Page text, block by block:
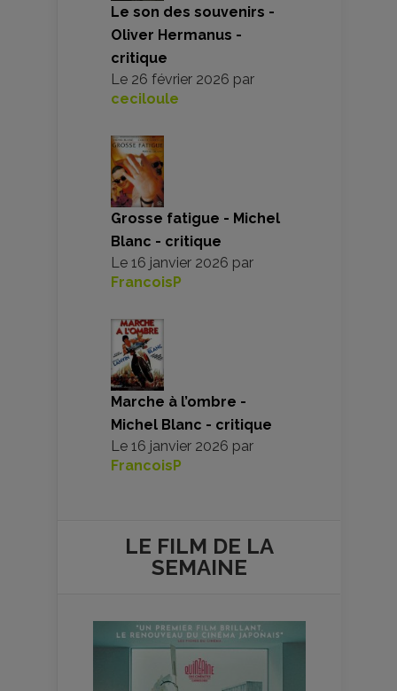
Le son des souvenirs -
Oliver Hermanus -
critique
Le 26 février 2026 par
ceciloule
Grosse fatigue - Michel
Blanc - critique
Le 16 janvier 2026 par
FrancoisP
Marche à l’ombre -
Michel Blanc - critique
Le 16 janvier 2026 par
FrancoisP
LE FILM DE LA
SEMAINE